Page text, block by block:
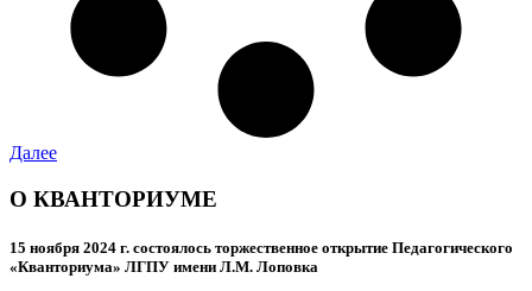
Далее
О КВАНТОРИУМЕ
15 ноября 2024 г. состоялось торжественное открытие Педагогического
«Кванториума» ЛГПУ имени Л.М. Лоповка